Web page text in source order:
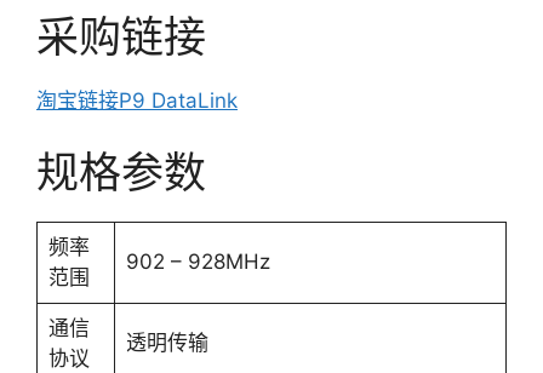
采购链接
淘宝链接P9 DataLink
规格参数
频率
范围
902 – 928MHz
通信
协议
透明传输